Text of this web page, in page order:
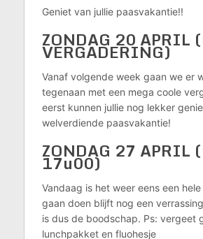
Geniet van jullie paasvakantie!!
ZONDAG 20 APRIL
VERGADERING)
Vanaf volgende week gaan we er
tegenaan met een mega coole
eerst kunnen jullie nog lekker
welverdiende paasvakantie!
ZONDAG 27 APRIL
17u00)
Vandaag is het weer eens een
gaan doen blijft nog een
is dus de boodschap. Ps: vergeet
lunchpakket en fluohesje